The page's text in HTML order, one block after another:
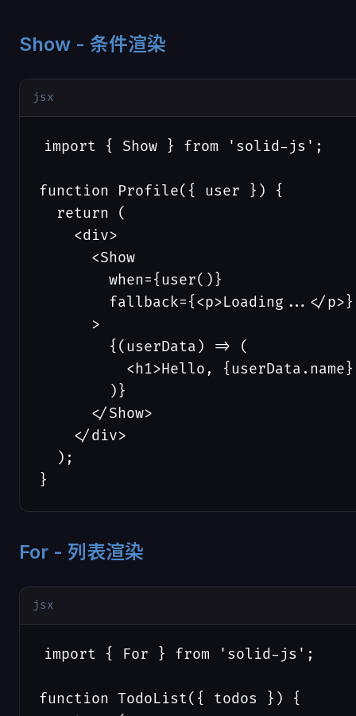
Show - 条件渲染
jsx
import { Show } from 'solid-js';
function Profile({ user }) {
  return (
    <div>
      <Show
        when={user()}
        fallback={<p>Loading...</p>}
      >
        {(userData) => (
<h1>Hello,
        )}
      </Show>
    </div>
  );
}
For - 列表渲染
jsx
import { For } from 'solid-js';
function TodoList({ todos }) {